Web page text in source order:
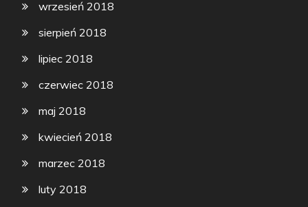
wrzesień 2018
sierpień 2018
lipiec 2018
czerwiec 2018
maj 2018
kwiecień 2018
marzec 2018
luty 2018